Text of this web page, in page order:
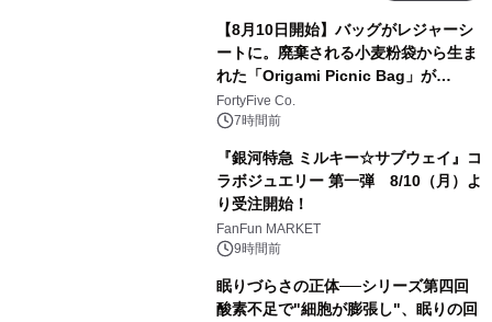
【8月10日開始】バッグがレジャーシ
ートに。廃棄される小麦粉袋から生ま
れた「Origami Picnic Bag」が
Makuakeに登場
FortyFive Co.
7時間前
『銀河特急 ミルキー☆サブウェイ』コ
ラボジュエリー 第一弾 8/10（月）よ
り受注開始！
FanFun MARKET
9時間前
眠りづらさの正体──シリーズ第四回
酸素不足で"細胞が膨張し"、眠りの回